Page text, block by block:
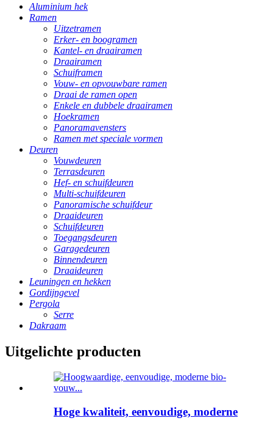
Aluminium hek
Ramen
Uitzetramen
Erker- en boogramen
Kantel- en draairamen
Draairamen
Schuiframen
Vouw- en opvouwbare ramen
Draai de ramen open
Enkele en dubbele draairamen
Hoekramen
Panoramavensters
Ramen met speciale vormen
Deuren
Vouwdeuren
Terrasdeuren
Hef- en schuifdeuren
Multi-schuifdeuren
Panoramische schuifdeur
Draaideuren
Schuifdeuren
Toegangsdeuren
Garagedeuren
Binnendeuren
Draaideuren
Leuningen en hekken
Gordijngevel
Pergola
Serre
Dakraam
Uitgelichte producten
Hoge kwaliteit, eenvoudige, moderne